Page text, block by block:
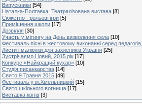
Випускники [54]
Наталка-Полтавка. Театралізована вистава [8]
Сюжетно - рольові ігри [5]
Приміщення школи [17]
Дозвілля [30]
Участь у мітингу на День визволення села [10]
Фестиваль пісні в жестовому виконанні серед
Листи і малюнки для захисників України [25]
Зустрічаємо Новий, 2015 рік [17]
Конкурс «Найкращий кухар» [10]
Студія писанкарства [14]
Свято 9 Травня 2015 [49]
Фестиваль у м.Хмельницкий [15]
Свято шкільного вогнища [17]
Виставка квітів [3]